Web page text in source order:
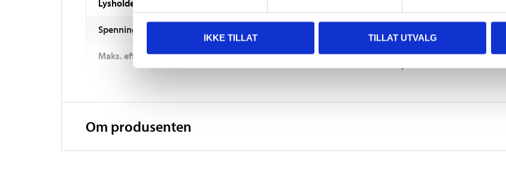
IKKE TILLAT TILLAT UTVALG
Lysholdere 5,8 cm (hvite)
Spenning
Maks. effekt 3,9
VIS MER
Om produsenten